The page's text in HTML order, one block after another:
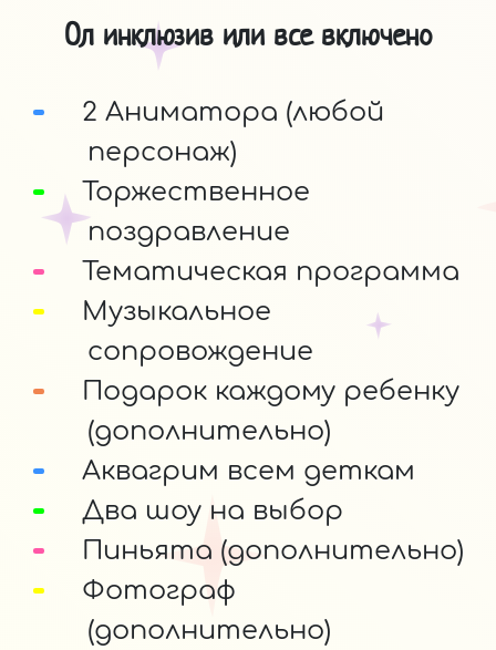
Ол инклюзив или все включено
2 Аниматора (любой
персонаж)
Торжественное
поздравление
Тематическая программа
Музыкальное
сопровождение
Подарок каждому ребенку
(дополнительно)
Аквагрим всем деткам
Два шоу на выбор
Пиньята (дополнительно)
Фотограф
(дополнительно)